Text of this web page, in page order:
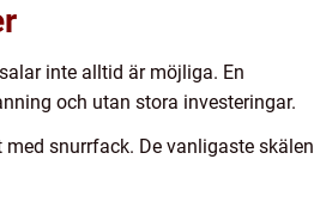
inte alltid är möjliga. En
och utan stora investeringar.
snurrfack. De vanligaste skälen